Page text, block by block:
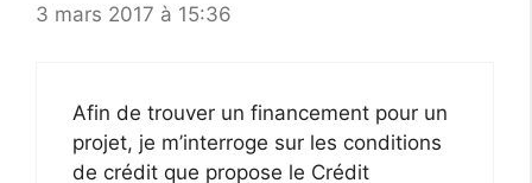
3 mars 2017 à 15:36
Afin de trouver un financement pour un
projet, je m’interroge sur les conditions
de crédit que propose le Crédit